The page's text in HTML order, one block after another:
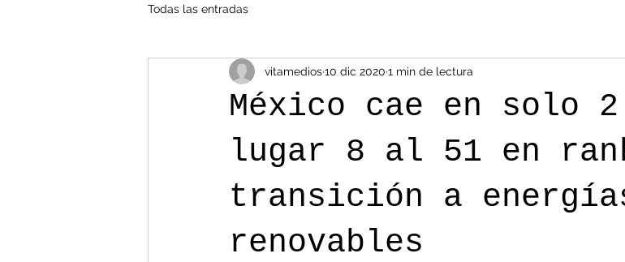
Todas las entradas
México cae en solo
lugar 8 al 51 en
transición a
renovables
vitamedios10 dic 2020 1 min de lectura